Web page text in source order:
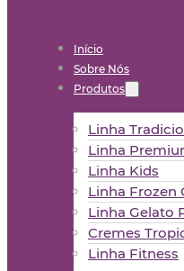
Início
Sobre Nós
Produtos
Linha
Linha
Linha Kids
Linha Frozen
Linha Gelato
Cremes
Linha Fitness